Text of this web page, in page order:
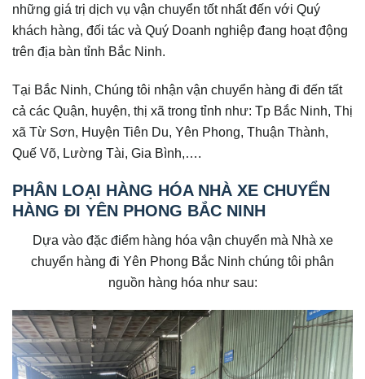
những giá trị dịch vụ vận chuyển tốt nhất đến với Quý
khách hàng, đối tác và Quý Doanh nghiệp đang hoạt động
trên địa bàn tỉnh Bắc Ninh.
Tại Bắc Ninh, Chúng tôi nhận vận chuyển hàng đi đến tất
cả các Quận, huyện, thị xã trong tỉnh như: Tp Bắc Ninh, Thị
xã Từ Sơn, Huyện Tiên Du, Yên Phong, Thuận Thành,
Quế Võ, Lường Tài, Gia Bình,….
PHÂN LOẠI HÀNG HÓA NHÀ XE CHUYỂN
HÀNG ĐI YÊN PHONG BẮC NINH
Dựa vào đặc điểm hàng hóa vận chuyển mà Nhà xe
chuyển hàng đi Yên Phong Bắc Ninh chúng tôi phân
nguồn hàng hóa như sau: